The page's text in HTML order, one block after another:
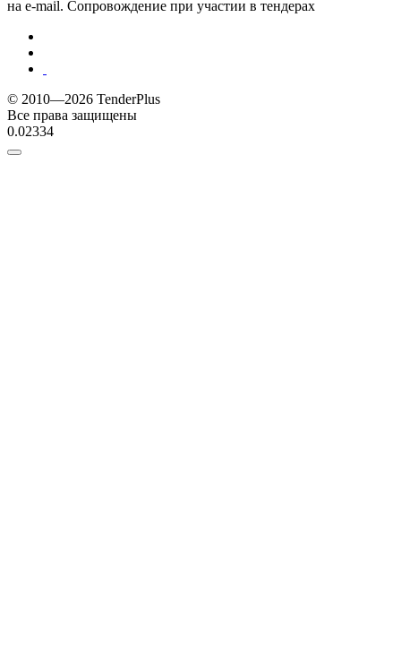
на e-mail. Сопровождение при участии в тендерах
© 2010—2026 TenderPlus
Все права защищены
0.02334